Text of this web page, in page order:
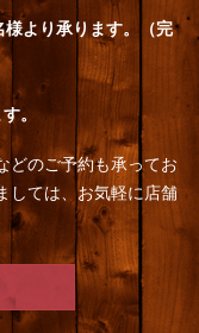
より承ります。（完
。
どのご予約も承ってお
しては、お気軽に店舗